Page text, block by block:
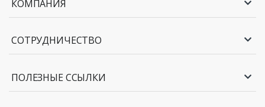
КОМПАНИЯ
СОТРУДНИЧЕСТВО
ПОЛЕЗНЫЕ ССЫЛКИ